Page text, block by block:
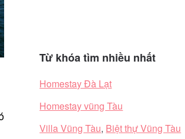
Từ khóa tìm nhiều nhất
Homestay Đà Lạt
Homestay vũng Tàu
Villa Vũng Tàu, Biệt thự Vũng Tàu